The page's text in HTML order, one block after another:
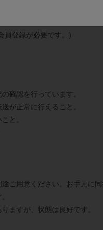
員登録が必要です。)
確認を行っています。
が正常に行えること。
と。
ご用意ください。お手元に
ますが、状態は良好です。